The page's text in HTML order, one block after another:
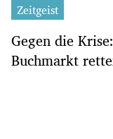
Zeitgeist
Gegen die
Buchmarkt